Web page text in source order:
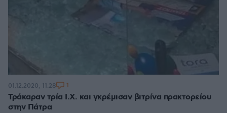
Τράκαραν τρία Ι.Χ. και γκρέμισαν βιτρίνα πρακτορείου
στην Πάτρα
01.12.2020, 11:28 1